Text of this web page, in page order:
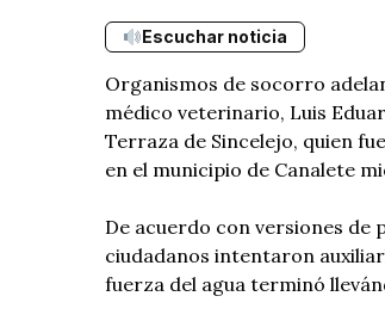
Escuchar noticia
Organismos de socorro
médico veterinario, Luis
Terraza de Sincelejo, quien
en el municipio de Canalete
De acuerdo con versiones de
ciudadanos intentaron
fuerza del agua terminó